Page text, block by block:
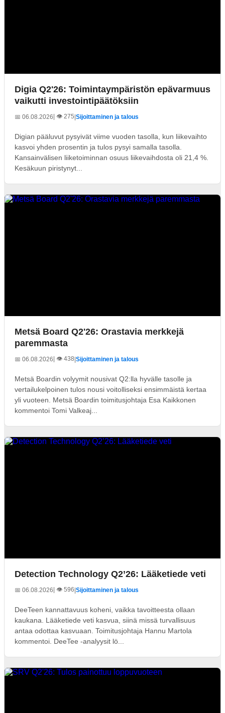
Digia Q2'26: Toimintaympäristön epävarmuus
vaikutti investointipäätöksiin
📅 06.08.2026| 👁️ 275 Sijoittaminen ja talous
Digian pääluvut pysyivät viime vuoden tasolla, kun liikevaihto
kasvoi yhden prosentin ja tulos pysyi samalla tasolla.
Kansainvälisen liiketoiminnan osuus liikevaihdosta oli 21,4 %.
Kesäkuun piristynyt...
Metsä Board Q2'26: Orastavia merkkejä
paremmasta
📅 06.08.2026| 👁️ 438 Sijoittaminen ja talous
Metsä Boardin volyymit nousivat Q2:lla hyvälle tasolle ja
vertailukelpoinen tulos nousi voitolliseksi ensimmäistä kertaa
yli vuoteen. Metsä Boardin toimitusjohtaja Esa Kaikkonen
kommentoi Tomi Valkeaj...
Detection Technology Q2’26: Lääketiede veti
📅 06.08.2026| 👁️ 596 Sijoittaminen ja talous
DeeTeen kannattavuus koheni, vaikka tavoitteesta ollaan
kaukana. Lääketiede veti kasvua, siinä missä turvallisuus
antaa odottaa kasvuaan. Toimitusjohtaja Hannu Martola
kommentoi. DeeTee -analyysit lö...